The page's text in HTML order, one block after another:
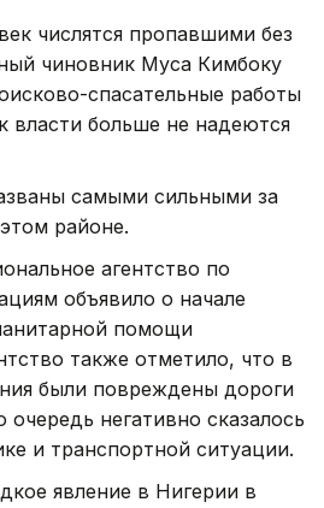
числятся пропавшими без
чиновник Муса Кимбоку
спасательные работы
власти больше не надеются
самыми сильными за
районе.
агентство по
объявило о начале
помощи
также отметило, что в
были повреждены дороги
негативно сказалось
и транспортной ситуации.
явление в Нигерии в